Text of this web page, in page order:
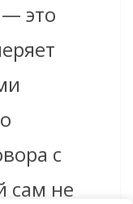
это
с
сам не